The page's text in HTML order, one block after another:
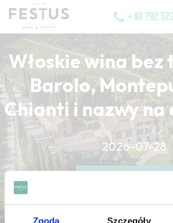
Zgoda Szczegóły
+48 792
Włoskie wina bez
Barolo,
Chianti i nazwy
2026-07-28
CZYTAJ WIĘCEJ